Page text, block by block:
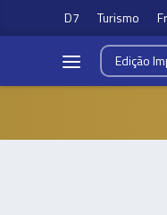
D7 Turismo
Edição